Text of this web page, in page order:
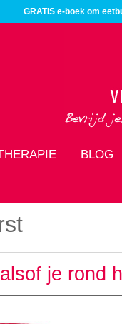
GRATIS e-boek om
BLOG
je rond